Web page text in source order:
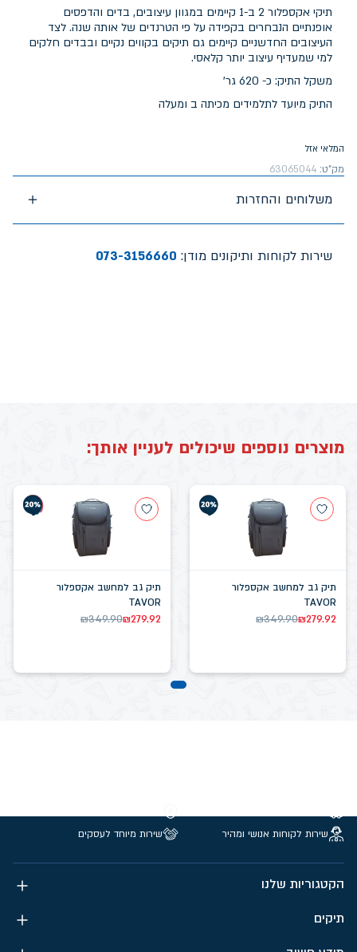
תיקי אקספלור 2 ב-1 קיימים במגוון עיצובים, בדים והדפסים
אופנתיים הנבחרים בקפידה על פי הטרנדים של אותה שנה. לצד
העיצובים החדשניים קיימים גם תיקים בקווים נקיים ובבדים חלקים
למי שמעדיף עיצוב יותר קלאסי.
משקל התיק: כ- 620 גר'
התיק מיועד לתלמידים מכיתה ב ומעלה
המלאי אזל
מק"ט: 63065044
משלוחים והחזרות
שירות לקוחות ותיקונים מודן: 073-3156660
מוצרים נוספים שיכולים לעניין אותך:
תיק גב למחשב אקספלור
TAVOR
₪349.90₪279.92
תיק גב למחשב אקספלור
TAVOR
₪349.90₪279.92
שירות לקוחות אנושי ומהיר
שירות מיוחד לעסקים
הקטגוריות שלנו
תיקים